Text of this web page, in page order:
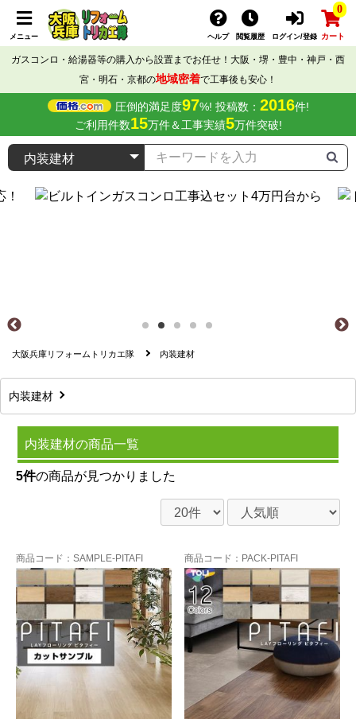
メニュー ヘルプ 閲覧履歴 ログイン/登録
0
カート
ガスコンロ・給湯器等の購入から設置までお任せ！大阪・堺・豊中・神戸・西
宮・明石・京都の地域密着で工事後も安心！
圧倒的満足度97%! 投稿数： 2016件!
ご利用件数15万件＆工事実績5万件突破!
大阪兵庫リフォームトリカエ隊 内装建材
内装建材
内装建材の商品一覧
5件の商品が見つかりました
商品コード ：SAMPLE-PITAFI 商品コード ：PACK-PITAFI